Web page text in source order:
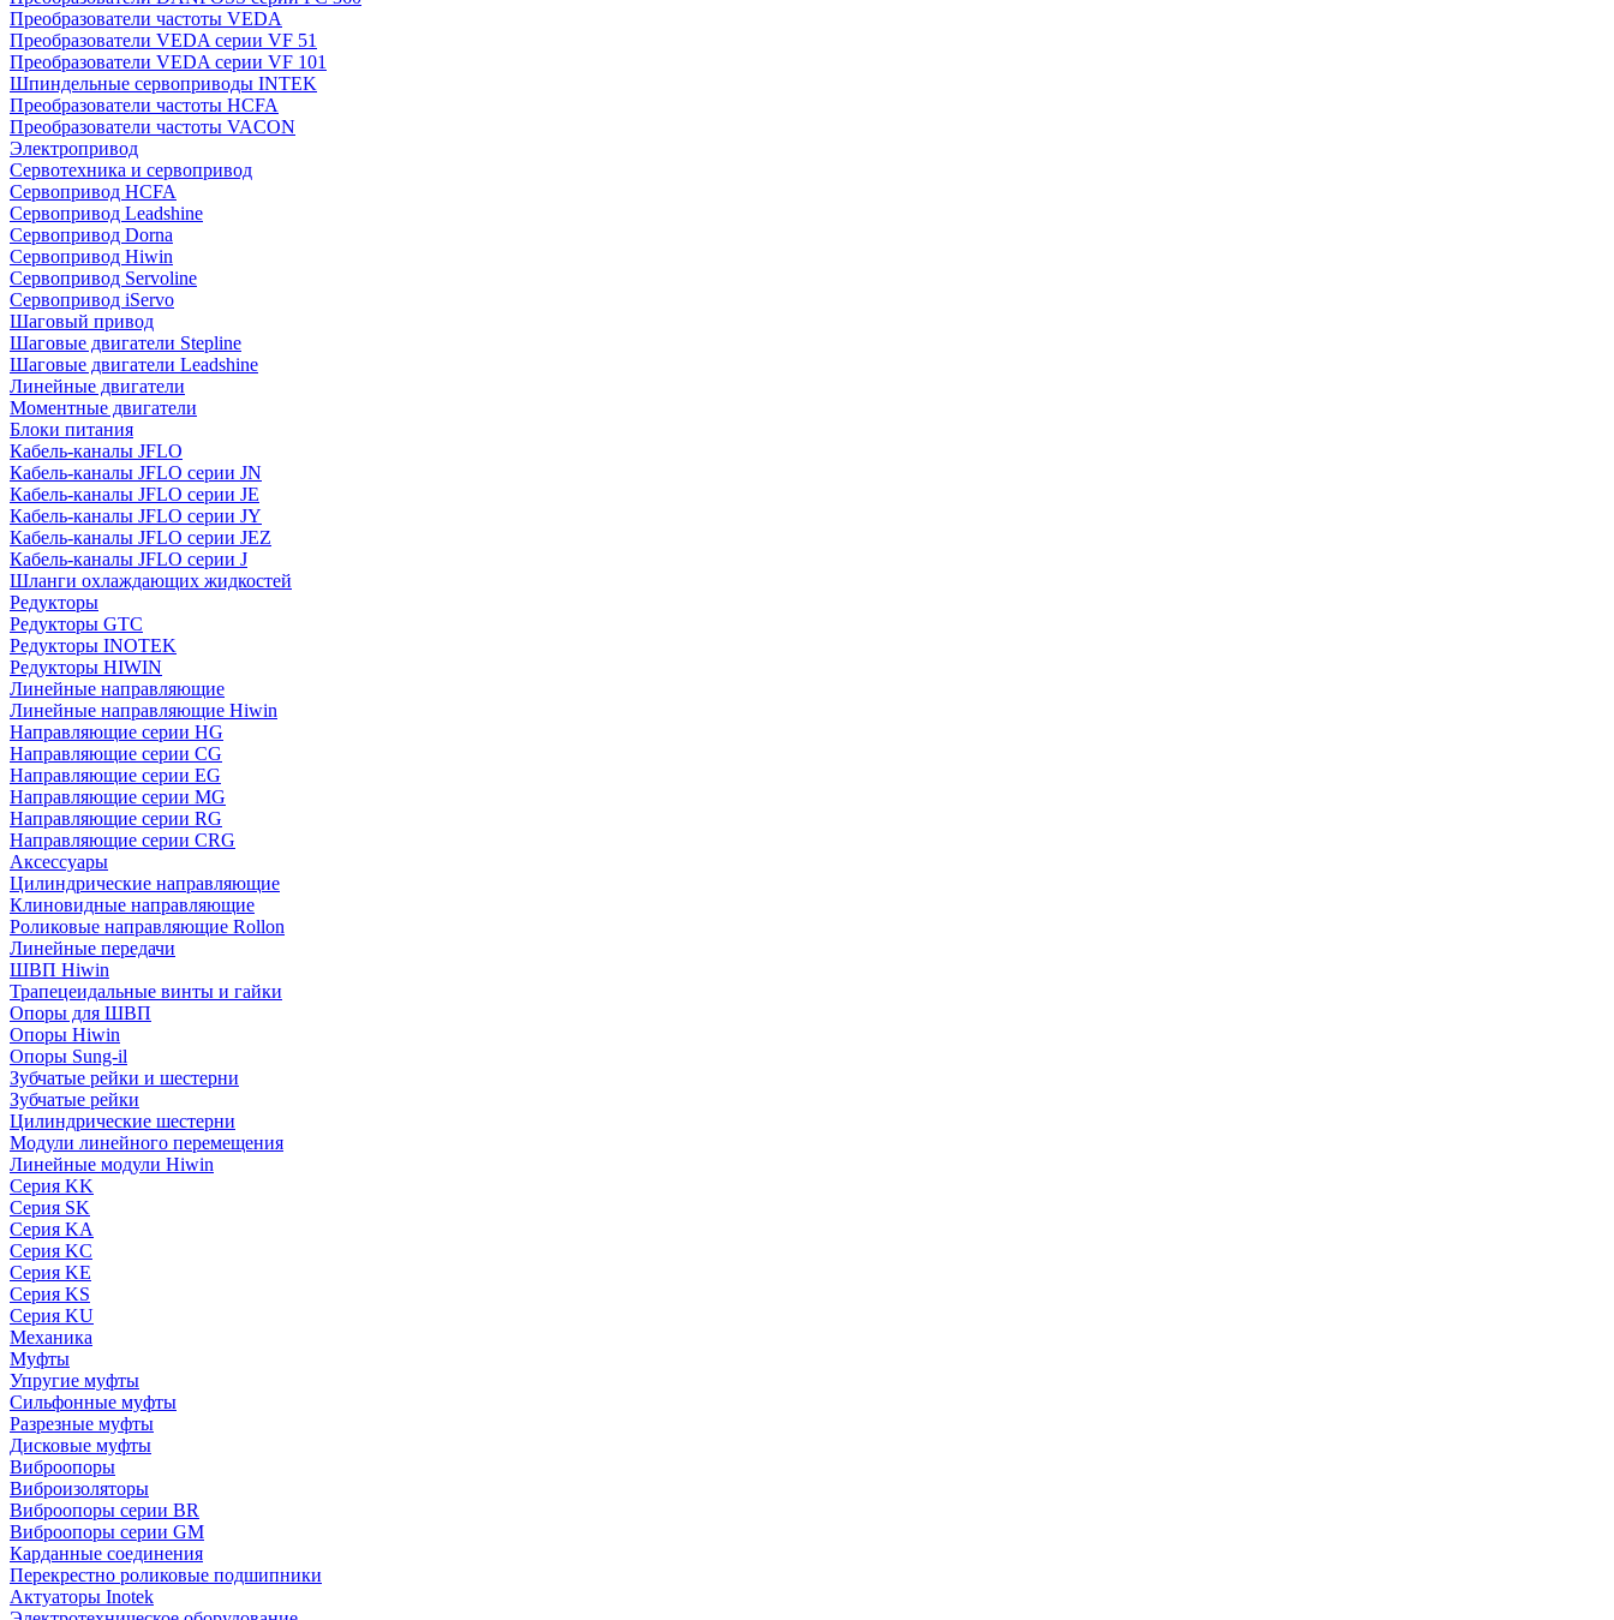
Преобразователи частоты VEDA
Преобразователи VEDA серии VF 51
Преобразователи VEDA серии VF 101
Шпиндельные сервоприводы INTEK
Преобразователи частоты HCFA
Преобразователи частоты VACON
Электропривод
Сервотехника и сервопривод
Сервопривод HCFA
Сервопривод Leadshine
Сервопривод Dorna
Сервопривод Hiwin
Сервопривод Servoline
Сервопривод iServo
Шаговый привод
Шаговые двигатели Stepline
Шаговые двигатели Leadshine
Линейные двигатели
Моментные двигатели
Блоки питания
Кабель-каналы JFLO
Кабель-каналы JFLO серии JN
Кабель-каналы JFLO серии JE
Кабель-каналы JFLO серии JY
Кабель-каналы JFLO серии JEZ
Кабель-каналы JFLO серии J
Шланги охлаждающих жидкостей
Редукторы
Редукторы GTC
Редукторы INOTEK
Редукторы HIWIN
Линейные направляющие
Линейные направляющие Hiwin
Направляющие серии HG
Направляющие серии CG
Направляющие серии EG
Направляющие серии MG
Направляющие серии RG
Направляющие серии CRG
Аксессуары
Цилиндрические направляющие
Клиновидные направляющие
Роликовые направляющие Rollon
Линейные передачи
ШВП Hiwin
Трапецеидальные винты и гайки
Опоры для ШВП
Опоры Hiwin
Опоры Sung-il
Зубчатые рейки и шестерни
Зубчатые рейки
Цилиндрические шестерни
Модули линейного перемещения
Линейные модули Hiwin
Серия KK
Серия SK
Серия KA
Серия KC
Серия KE
Серия KS
Серия KU
Механика
Муфты
Упругие муфты
Сильфонные муфты
Разрезные муфты
Дисковые муфты
Виброопоры
Виброизоляторы
Виброопоры серии BR
Виброопоры серии GM
Карданные соединения
Перекрестно роликовые подшипники
Актуаторы Inotek